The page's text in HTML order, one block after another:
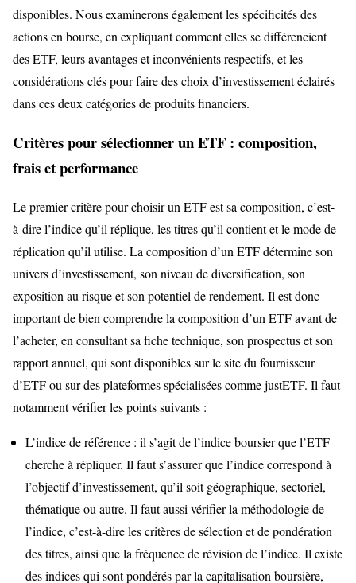
disponibles. Nous examinerons également les spécificités des
actions en bourse, en expliquant comment elles se différencient
des ETF, leurs avantages et inconvénients respectifs, et les
considérations clés pour faire des choix d’investissement éclairés
dans ces deux catégories de produits financiers.
Critères pour sélectionner un ETF : composition,
frais et performance
Le premier critère pour choisir un ETF est sa composition, c’est-
à-dire l’indice qu’il réplique, les titres qu’il contient et le mode de
réplication qu’il utilise. La composition d’un ETF détermine son
univers d’investissement, son niveau de diversification, son
exposition au risque et son potentiel de rendement. Il est donc
important de bien comprendre la composition d’un ETF avant de
l’acheter, en consultant sa fiche technique, son prospectus et son
rapport annuel, qui sont disponibles sur le site du fournisseur
d’ETF ou sur des plateformes spécialisées comme justETF. Il faut
notamment vérifier les points suivants :
L’indice de référence : il s’agit de l’indice boursier que l’ETF
cherche à répliquer. Il faut s’assurer que l’indice correspond à
l’objectif d’investissement, qu’il soit géographique, sectoriel,
thématique ou autre. Il faut aussi vérifier la méthodologie de
l’indice, c’est-à-dire les critères de sélection et de pondération
des titres, ainsi que la fréquence de révision de l’indice. Il existe
des indices qui sont pondérés par la capitalisation boursière,